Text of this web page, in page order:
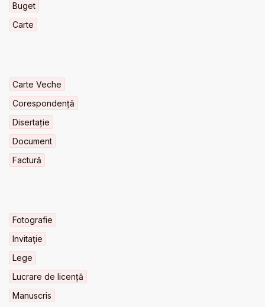
Buget
Carte
Carte Veche
Corespondență
Disertație
Document
Factură
Fotografie
Invitaţie
Lege
Lucrare de licență
Manuscris